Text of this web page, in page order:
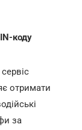
коду
отримати
за